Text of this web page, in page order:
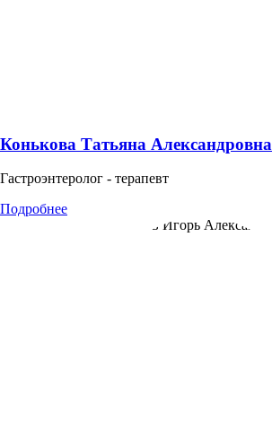
Конькова Татьяна Александровна
Гастроэнтеролог - терапевт
Подробнее